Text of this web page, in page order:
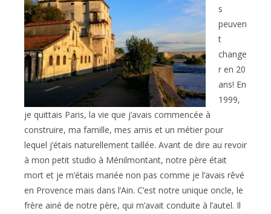
s
peuven
t
change
r en 20
ans! En
1999,
je quittais Paris, la vie que j’avais commencée à
construire, ma famille, mes amis et un métier pour
lequel j’étais naturellement taillée. Avant de dire au revoir
à mon petit studio à Ménilmontant, notre père était
mort et je m’étais mariée non pas comme je l’avais rêvé
en Provence mais dans l’Ain. C’est notre unique oncle, le
frère ainé de notre père, qui m’avait conduite à l’autel. Il